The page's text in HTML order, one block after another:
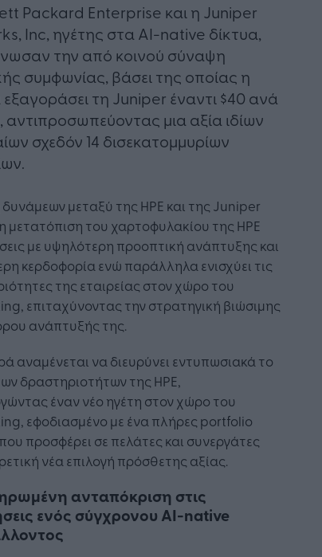
Packard Enterprise και η Juniper
Inc, ηγέτης στα AI-native δίκτυα,
την από κοινού σύναψη
συμφωνίας, βάσει της οποίας η
εξαγοράσει τη Juniper έναντι $40 ανά
αντιπροσωπεύοντας μια αξία ιδίων
σχεδόν 14 δισεκατομμυρίων
μεταξύ της HPE και της Juniper
μετατόπιση του χαρτοφυλακίου της HPE
με υψηλότερη προοπτική ανάπτυξης και
κερδοφορία ενώ παράλληλα ενισχύει τις
της εταιρείας στον χώρο του
επιταχύνοντας την στρατηγική βιώσιμης
ανάπτυξής της.
αναμένεται να διευρύνει εντυπωσιακά το
δραστηριοτήτων της HPE,
έναν νέο ηγέτη στον χώρο του
εφοδιασμένο με ένα πλήρες portfolio
προσφέρει σε πελάτες και συνεργάτες
νέα επιλογή πρόσθετης αξίας.
ανταπόκριση στις
ενός σύγχρονου AI-native